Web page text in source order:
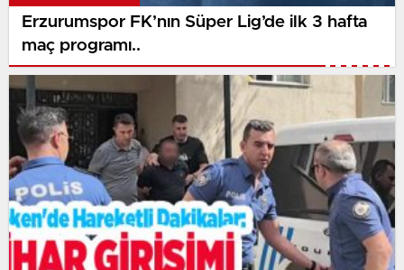
Erzurumspor FK’nın Süper Lig’de ilk 3 hafta
maç programı..